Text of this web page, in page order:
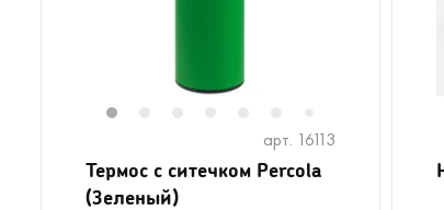
арт. 16113
Термос с ситечком Percola
(Зеленый)